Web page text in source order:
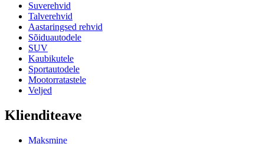
Suverehvid
Talverehvid
Aastaringsed rehvid
Sõiduautodele
SUV
Kaubikutele
Sportautodele
Mootorratastele
Veljed
Klienditeave
Maksmine